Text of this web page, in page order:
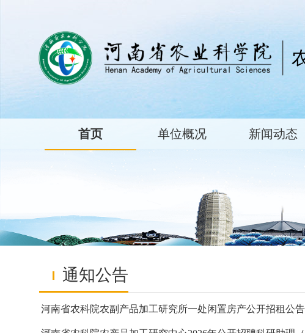
首页 单位概况 新闻动态
通知公告
河南省农科院农副产品加工研究所一处闲置房产公开招租公告